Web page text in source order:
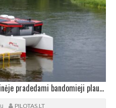
ELEKTRINIAI LAIVAI NERYJE: Sostinėje pradedami bandomieji plaukimai
PILOTAS.LT